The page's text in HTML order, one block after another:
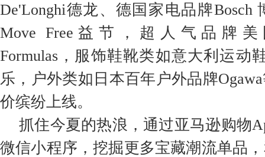
De'Longhi德龙、德国家电品牌Bosch
Move Free益节，超人气品牌美
Formulas，服饰鞋靴类如意大利运动
乐，户外类如日本百年户外品牌
价缤纷上线。
抓住今夏的热浪，通过亚马逊购物
微信小程序，挖掘更多宝藏潮流单品